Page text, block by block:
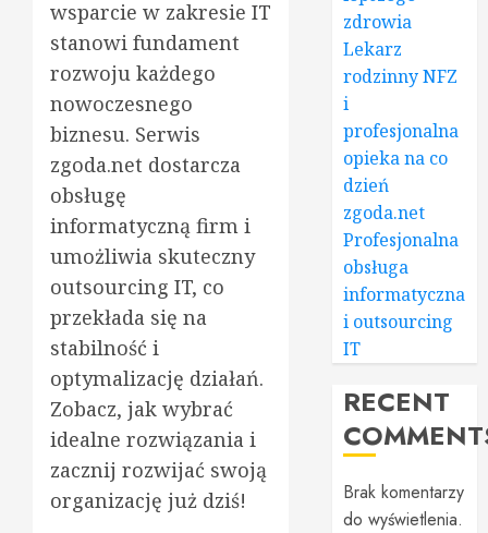
wsparcie w zakresie IT
stanowi fundament
rozwoju każdego
nowoczesnego
biznesu. Serwis
zgoda.net dostarcza
obsługę
informatyczną firm i
umożliwia skuteczny
outsourcing IT, co
przekłada się na
stabilność i
optymalizację działań.
Zobacz, jak wybrać
idealne rozwiązania i
zacznij rozwijać swoją
organizację już dziś!
zdrowia
Lekarz
rodzinny NFZ
i
profesjonalna
opieka na co
dzień
zgoda.net
Profesjonalna
obsługa
informatyczna
i outsourcing
IT
RECENT
Brak komentarzy
do wyświetlenia.